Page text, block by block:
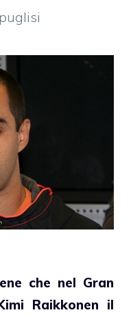
che nel Gran
Raikkonen il